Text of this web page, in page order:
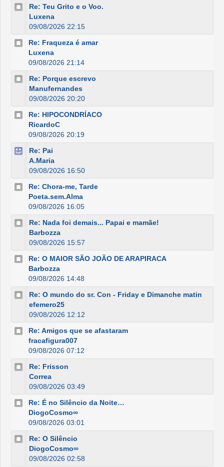
Re: Teu Grito e o Voo.
Luxena
09/08/2026 22:15
Re: Fraqueza é amar
Luxena
09/08/2026 21:14
Re: Porque escrevo
Manufernandes
09/08/2026 20:20
Re: HIPOCONDRÍACO
RicardoC
09/08/2026 20:19
Re: Pai
A.Maria
09/08/2026 16:50
Re: Chora-me, Tarde
Poeta.sem.Alma
09/08/2026 16:05
Re: Nada foi demais... Papai e mamãe!
Barbozza
09/08/2026 15:57
Re: O MAIOR SÃO JOÃO DE ARAPIRACA
Barbozza
09/08/2026 14:48
Re: O mundo do sr. Con - Friday e Dimanche matin
efemero25
09/08/2026 12:12
Re: Amigos que se afastaram
fracafigura007
09/08/2026 07:12
Re: Frisson
Correa
09/08/2026 03:49
Re: É no Silêncio da Noite…
DiogoCosmo∞
09/08/2026 03:01
Re: O Silêncio
DiogoCosmo∞
09/08/2026 02:58